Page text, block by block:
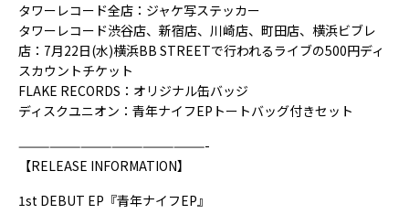
タワーレコード全店：ジャケ写ステッカー
タワーレコード渋谷店、新宿店、川崎店、町田店、横浜ビブレ
店：7月22日(水)横浜BB STREETで行われるライブの500円ディ
スカウントチケット
FLAKE RECORDS：オリジナル缶バッジ
ディスクユニオン：青年ナイフEPトートバッグ付きセット
——————————————————-
【RELEASE INFORMATION】
1st DEBUT EP『青年ナイフEP』